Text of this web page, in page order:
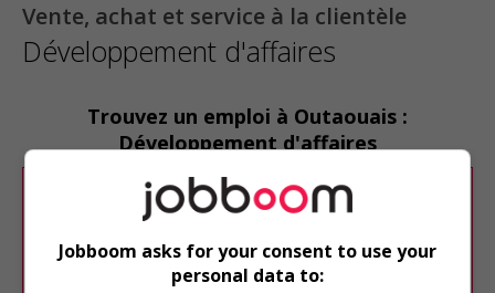
Vente, achat et service à la clientèle
Développement d'affaires
Trouvez un emploi à Outaouais :
Développement d'affaires
Désolé, cette recherche n'a produit aucun
résultat.
Veuillez faire une nouvelle recherche.
Vous pouvez en tout temps utiliser nos
Jobboom asks for your consent to use your
personal data to: